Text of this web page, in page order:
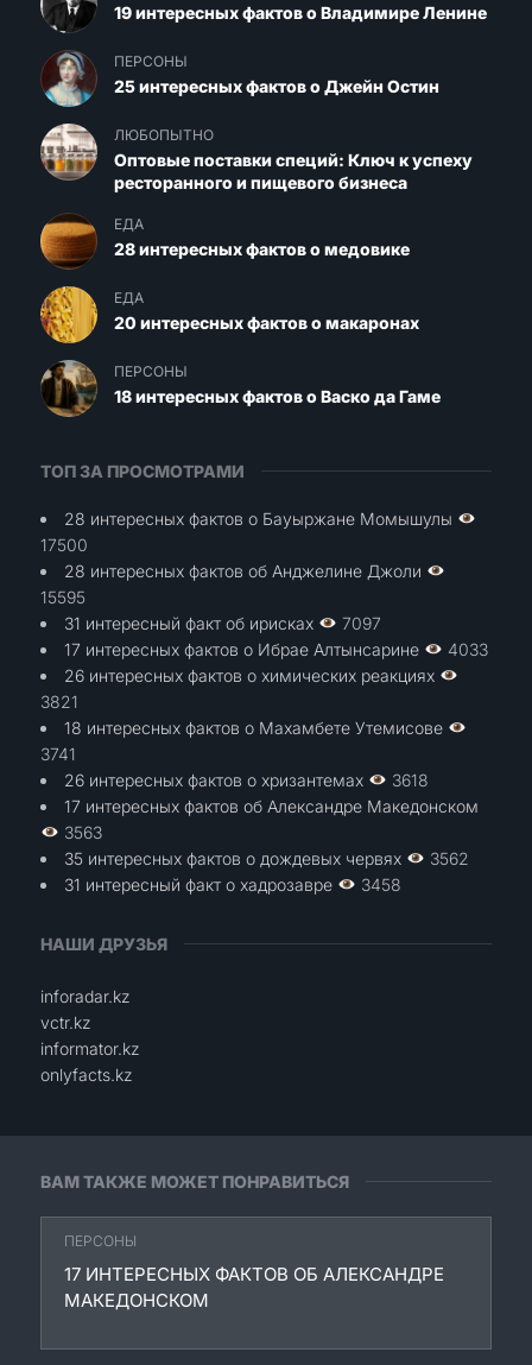
ВАМ ТАКЖЕ МОЖЕТ ПОНРАВИТЬСЯ
ПЕРСОНЫ
17 ИНТЕРЕСНЫХ ФАКТОВ ОБ АЛЕКСАНДРЕ
МАКЕДОНСКОМ
19 интересных фактов о Владимире Ленине
ПЕРСОНЫ
25 интересных фактов о Джейн Остин
ЛЮБОПЫТНО
Оптовые поставки специй: Ключ к успеху
ресторанного и пищевого бизнеса
ЕДА
28 интересных фактов о медовике
ЕДА
20 интересных фактов о макаронах
ПЕРСОНЫ
18 интересных фактов о Васко да Гаме
ТОП ЗА ПРОСМОТРАМИ
28 интересных фактов о Бауыржане Момышулы
17500
28 интересных фактов об Анджелине Джоли
15595
31 интересный факт об ирисках
7097
17 интересных фактов о Ибрае Алтынсарине
4033
26 интересных фактов о химических реакциях
3821
18 интересных фактов о Махамбете Утемисове
3741
26 интересных фактов о хризантемах
3618
17 интересных фактов об Александре Македонском
3563
35 интересных фактов о дождевых червях
3562
31 интересный факт о хадрозавре
3458
НАШИ ДРУЗЬЯ
inforadar.kz
vctr.kz
informator.kz
onlyfacts.kz